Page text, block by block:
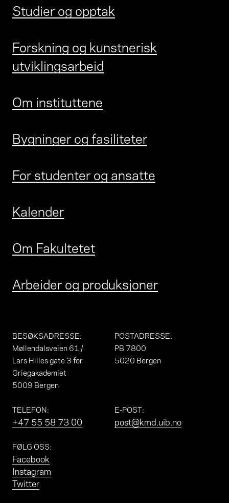
BESØKSADRESSE:
Møllendalsveien 61 /
Lars Hilles gate 3 for
Griegakademiet
5009 Bergen
POSTADRESSE:
PB 7800
5020 Bergen
TELEFON:
+47 55 58 73 00
E-POST:
post@kmd.uib.no
FØLG OSS:
Facebook
Instagram
Twitter
Studier og opptak
Forskning og kunstnerisk
utviklingsarbeid
Om instituttene
Bygninger og fasiliteter
For studenter og ansatte
Kalender
Om Fakultetet
Arbeider og produksjoner